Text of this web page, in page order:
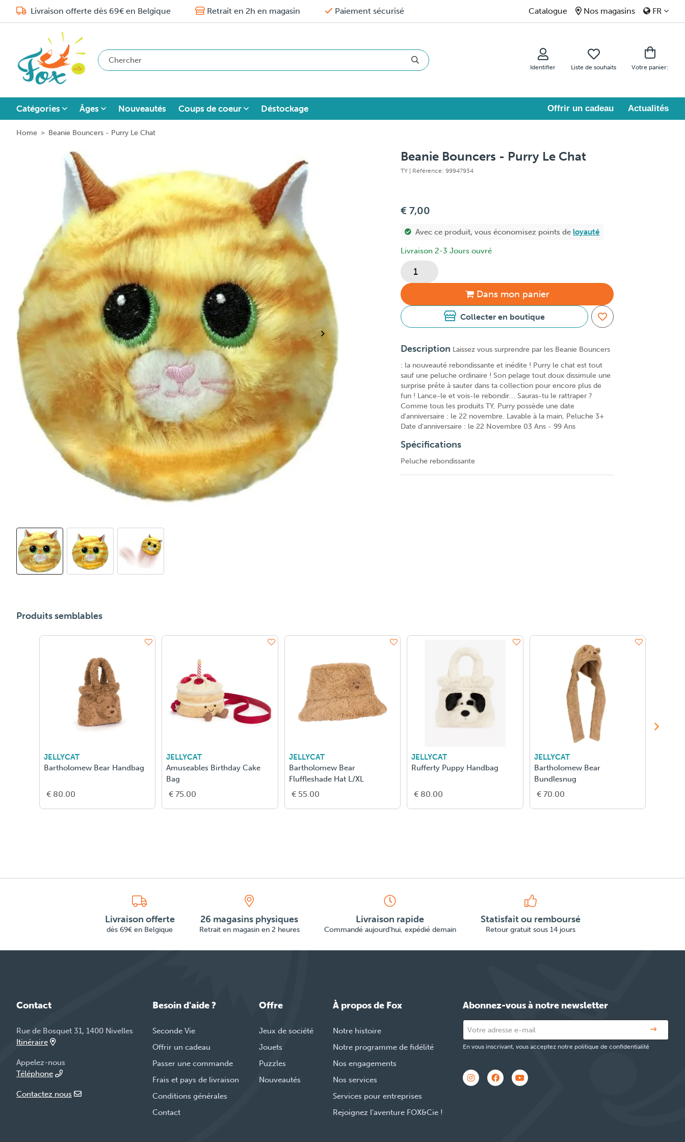
Livraison offerte dès 69€ en Belgique Retrait en 2h en magasin Paiement sécurisé Catalogue Nos magasins FR
Identifier Liste de souhaits Votre panier:
Catégories Âges Nouveautés Coups de coeur Déstockage Offrir un cadeau Actualités
Home > Beanie Bouncers - Purry Le Chat
Beanie Bouncers - Purry Le Chat
TY | Référence: 99947934
€ 7,00
Avec ce produit, vous économisez points de loyauté
Livraison 2-3 Jours ouvré
Dans mon panier
Collecter en boutique
Description Laissez vous surprendre par les Beanie Bouncers
: la nouveauté rebondissante et inédite ! Purry le chat est tout
sauf une peluche ordinaire ! Son pelage tout doux dissimule une
surprise prête à sauter dans ta collection pour encore plus de
fun ! Lance-le et vois-le rebondir... Sauras-tu le rattraper ?
Comme tous les produits TY, Purry possède une date
d'anniversaire : le 22 novembre. Lavable à la main, Peluche 3+
Date d'anniversaire : le 22 Novembre 03 Ans - 99 Ans
Spécifications
Peluche rebondissante
Produits semblables
JELLYCAT
Bartholomew Bear Handbag
€ 80.00
JELLYCAT
Amuseables Birthday Cake
Bag
€ 75.00
JELLYCAT
Bartholomew Bear
Fluffleshade Hat L/XL
€ 55.00
JELLYCAT
Rufferty Puppy Handbag
€ 80.00
JELLYCAT
Bartholomew Bear
Bundlesnug
€ 70.00
Livraison offerte
dès 69€ en Belgique
26 magasins physiques
Retrait en magasin en 2 heures
Livraison rapide
Commandé aujourd'hui, expédié demain
Statisfait ou remboursé
Retour gratuit sous 14 jours
Contact
Rue de Bosquet 31, 1400 Nivelles
Itinéraire
Appelez-nous
Téléphone
Contactez nous
Besoin d'aide ?
Seconde Vie
Offrir un cadeau
Passer une commande
Frais et pays de livraison
Conditions générales
Contact
Offre
Jeux de société
Jouets
Puzzles
Nouveautés
À propos de Fox
Notre histoire
Notre programme de fidélité
Nos engagements
Nos services
Services pour entreprises
Rejoignez l'aventure FOX&Cie !
Abonnez-vous à notre newsletter
En vous inscrivant, vous acceptez notre politique de confidentialité